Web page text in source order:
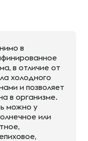
в
в отличие от
холодного
и позволяет
в организме.
можно у
или